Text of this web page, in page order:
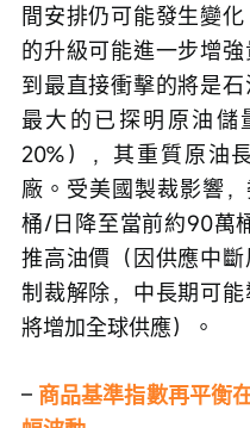
間安排仍可能發生變
的升級可能進一步增
到最直接衝擊的將是
最大的已探明原油
20%），其重質原油
廠。受美國製裁影響
桶/日降至當前約90萬
推高油價（因供應中
制裁解除，中長期可
將增加全球供應）。
– 商品基準指數再平衡